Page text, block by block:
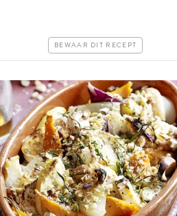
BEWAAR DIT RECEPT